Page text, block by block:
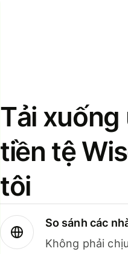
Tải
tiền tệ
tôi
So sánh các
Không phải